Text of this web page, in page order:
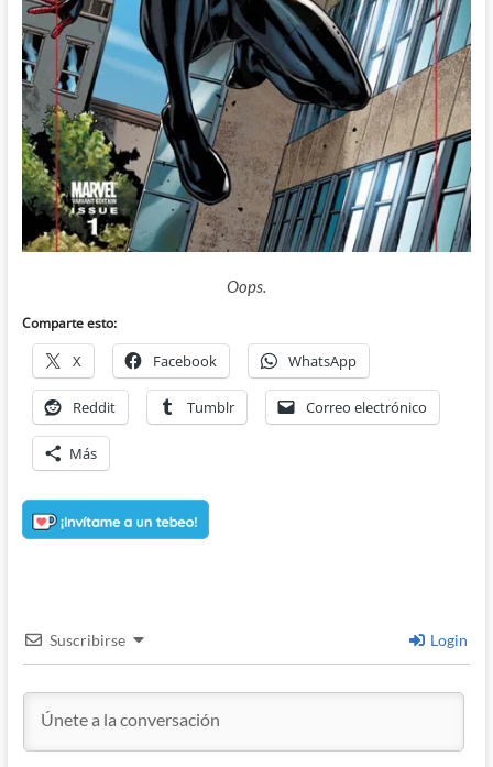
Oops.
Comparte esto:
X Facebook WhatsApp
Reddit Tumblr Correo electrónico
Más
Suscribirse Login